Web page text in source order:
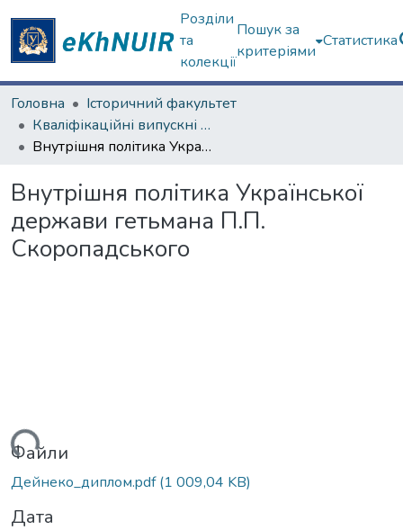
Розділи
та
колекції
Пошук за
критеріями
Статистика
Головна
Історичний факультет
Кваліфікаційні випускні роботи бакалаврів. Історичний факультет
Внутрішня політика Української держави гетьмана П.П. Скоропадського
Внутрішня політика Української
держави гетьмана П.П.
Скоропадського
Файли
Дейнеко_диплом.pdf(1 009,04 KB)
Дата